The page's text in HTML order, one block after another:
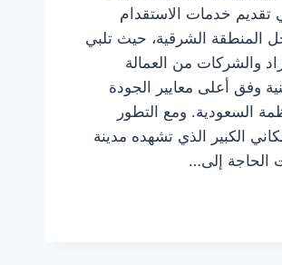
تقديم خدمات الاستقدام
المنطقة الشرقية، حيث تلبي
والشركات من العمالة
وفق أعلى معايير الجودة
السعودية. ومع التطور
الكبير الذي تشهده مدينة
الحاجة إلى…